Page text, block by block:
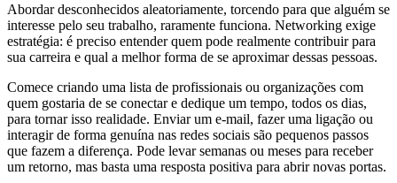
Abordar desconhecidos aleatoriamente, torcendo para que alguém se
interesse pelo seu trabalho, raramente funciona. Networking exige
estratégia: é preciso entender quem pode realmente contribuir para
sua carreira e qual a melhor forma de se aproximar dessas pessoas.
Comece criando uma lista de profissionais ou organizações com
quem gostaria de se conectar e dedique um tempo, todos os dias,
para tornar isso realidade. Enviar um e-mail, fazer uma ligação ou
interagir de forma genuína nas redes sociais são pequenos passos
que fazem a diferença. Pode levar semanas ou meses para receber
um retorno, mas basta uma resposta positiva para abrir novas portas.